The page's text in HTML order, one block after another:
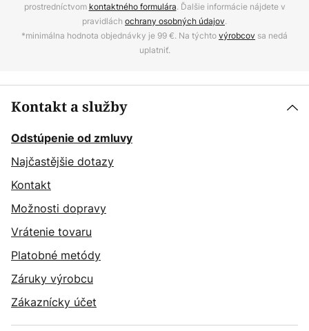
prostredníctvom kontaktného formulára. Ďalšie informácie nájdete v
pravidlách ochrany osobných údajov.
*minimálna hodnota objednávky je 99 €. Na týchtovýrobcov sa nedá
uplatniť.
Kontakt a služby
Odstúpenie od zmluvy
Najčastějšie dotazy
Kontakt
Možnosti dopravy
Vrátenie tovaru
Platobné metódy
Záruky výrobcu
Zákaznícky účet